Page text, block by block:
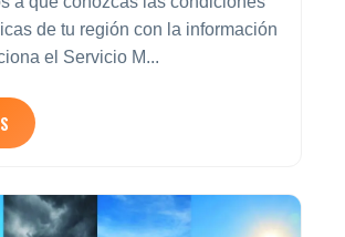
de tu región con la información
el Servicio M...